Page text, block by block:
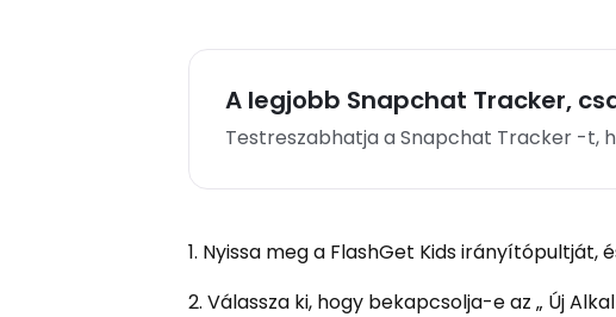
A legjobb Snapchat Tracker,
Testreszabhatja a Snapchat Tracker -t,
1. Nyissa meg a FlashGet Kids irányítópultját,
2. Válassza ki, hogy bekapcsolja-e az „ Új